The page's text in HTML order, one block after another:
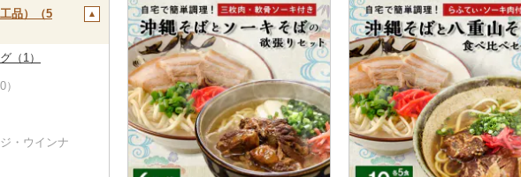
0）
0）
（精肉）
品）（5
（1）
・ウインナ
円
決済方法 解除
PayPay
クレジットカード決済
Amazon Pay
楽天ペイ
メルペイ
コンビニ支払い
発送種別 解
通常
冷蔵便
冷凍便
レビ
レビ
寄付
寄付